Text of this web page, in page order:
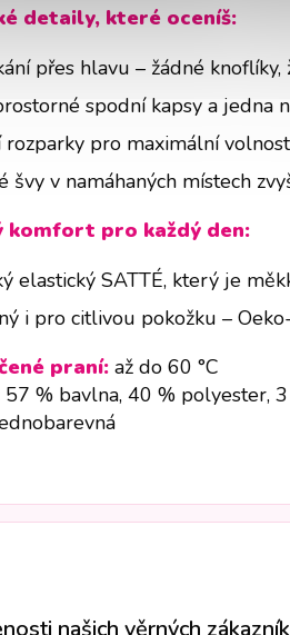
detaily, které oceníš:
přes hlavu – žádné knoflíky,
spodní kapsy a jedna
rozparky pro maximální
švy v namáhaných místech
komfort pro každý den:
elastický SATTÉ, který je
i pro citlivou pokožku –
praní: až do 60 °C
57 % bavlna, 40 % polyester,
našich věrných